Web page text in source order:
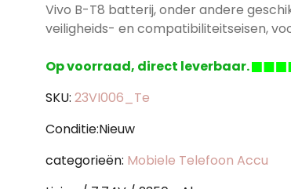
Vivo B-T8 batterij, onder andere
veiligheids- en compatibiliteitseisen,
Op voorraad, direct leverbaar.
SKU: 23VI006_Te
Conditie:Nieuw
categorieën: Mobiele Telefoon Accu